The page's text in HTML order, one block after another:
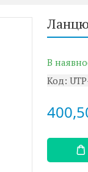
В
Код: